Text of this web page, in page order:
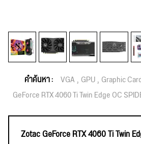
คำค้นหา : VGA GPU Graphic
GeForce RTX 4060 Ti Twin Edge OC
Zotac GeForce RTX 4060 Ti Twin